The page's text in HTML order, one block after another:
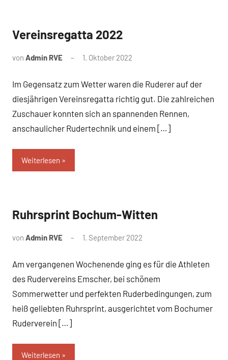
News
Vereinsregatta 2022
von Admin RVE 1. Oktober 2022
Im Gegensatz zum Wetter waren die Ruderer auf der
diesjährigen Vereinsregatta richtig gut. Die zahlreichen
Zuschauer konnten sich an spannenden Rennen,
anschaulicher Rudertechnik und einem […]
Weiterlesen
News
Ruhrsprint Bochum-Witten
von Admin RVE 1. September 2022
Am vergangenen Wochenende ging es für die Athleten
des Rudervereins Emscher, bei schönem
Sommerwetter und perfekten Ruderbedingungen, zum
heiß geliebten Ruhrsprint, ausgerichtet vom Bochumer
Ruderverein […]
Weiterlesen